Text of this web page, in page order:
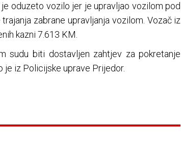
je oduzeto vozilo jer je upravljao vozilom pod
zabrane upravljanja vozilom. Vozač iz
kazni 7.613 KM.
sudu biti dostavljen zahtjev za pokretanje
je iz Policijske uprave Prijedor.